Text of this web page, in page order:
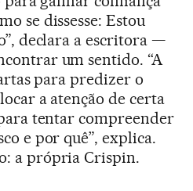
se dissesse: Estou
declara a escritora —
um sentido. “A
para predizer o
a atenção de certa
tentar compreender
e por quê”, explica.
a própria Crispin.